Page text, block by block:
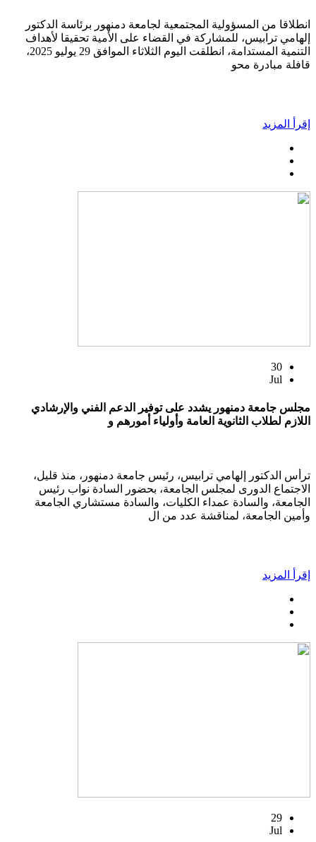
انطلاقا من المسؤولية المجتمعية لجامعة دمنهور برئاسة الدكتور
إلهامي ترابيس، للمشاركة في القضاء على الأمية تحقيقا لأهداف
التنمية المستدامة، انطلقت اليوم الثلاثاء الموافق 29 يوليو 2025،
قافلة مبادرة محو
إقرأ المزيد
30
Jul
مجلس جامعة دمنهور يشدد على توفير الدعم الفني والإرشادي
اللازم لطلاب الثانوية العامة وأولياء أمورهم و
ترأس الدكتور إلهامي ترابيس، رئيس جامعة دمنهور، منذ قليل،
الاجتماع الدورى لمجلس الجامعة، بحضور السادة نواب رئيس
الجامعة، والسادة عمداء الكليات، والسادة مستشاري الجامعة
وأمين الجامعة، لمناقشة عدد من ال
إقرأ المزيد
29
Jul